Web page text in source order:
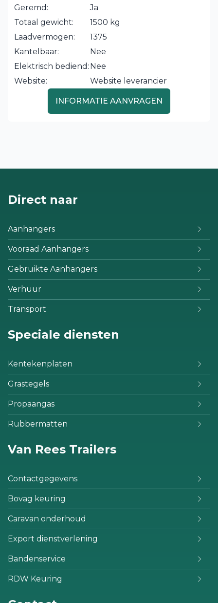
Geremd:
Ja
Totaal gewicht:
1500 kg
Laadvermogen:
1375
Kantelbaar:
Nee
Elektrisch bediend: Nee
Website:
Website leverancier
INFORMATIE AANVRAGEN
Direct naar
Aanhangers
Vooraad Aanhangers
Gebruikte Aanhangers
Verhuur
Transport
Speciale diensten
Kentekenplaten
Grastegels
Propaangas
Rubbermatten
Van Rees Trailers
Contactgegevens
Bovag keuring
Caravan onderhoud
Export dienstverlening
Bandenservice
RDW Keuring